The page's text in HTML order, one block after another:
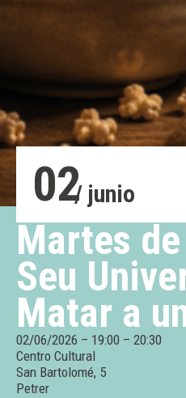
02/ junio
Martes
Seu
Matar a
02/06/2026 – 19:00 – 20:30
Centro Cultural
San Bartolomé, 5
Petrer